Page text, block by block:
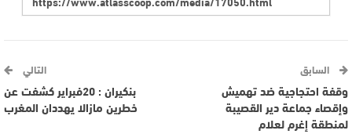
السابق
وقفة احتجاجية ضد تهميش
وإقصاء جماعة دير القصيبة
لمنطقة إغرم لعلام
التالي
بنكيران : 20فبراير كشفت عن
خطرين مازالا يهددان المغرب